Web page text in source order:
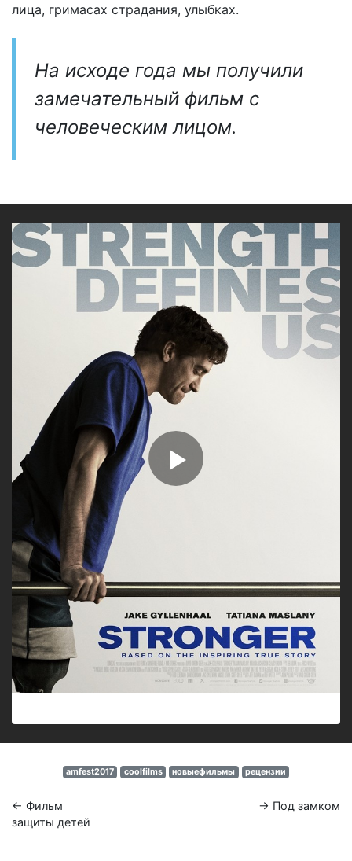
лица, гримасах страдания, улыбках.
На исходе года мы получили
замечательный фильм с
человеческим лицом.
amfest2017 coolfilms новыефильмы рецензии
← Фильм
защиты детей
→ Под замком